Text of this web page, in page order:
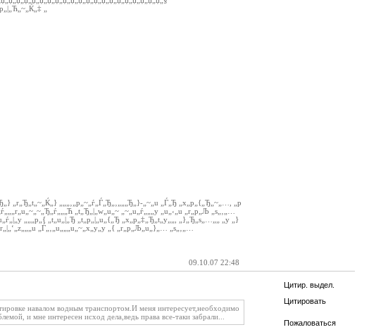
„
„r„Ђ„t„~„Ќ„} „„„‚„p„~„ѓ„Ѓ„Ђ„‚„„„Ђ„}-„~„u „Ѓ„Ђ „x„p„{„Ђ„~„…, „p
„t„Ђ„|„w„u„~ „~„u„ѓ„„„y „u„‹„u „r„p„Љ „s„‚„…
„„„p„{ „t„u„|„Ђ „t„p„|„u„{„Ђ „x„p„‡„Ђ„t„y„„, „}„Ђ„s„…„„ „y „}
„Ѓ„‚„u„„„u„~„x„y„y „{ „r„p„Љ„u„}„… „s„‚„…
09.10.07 22:48
Цитир. выдел.
Цитировать
Пожаловаться
навалом водным транспортом.И меня интересует,необходимо
и мне интересен исход дела,ведь права все-таки забрали...